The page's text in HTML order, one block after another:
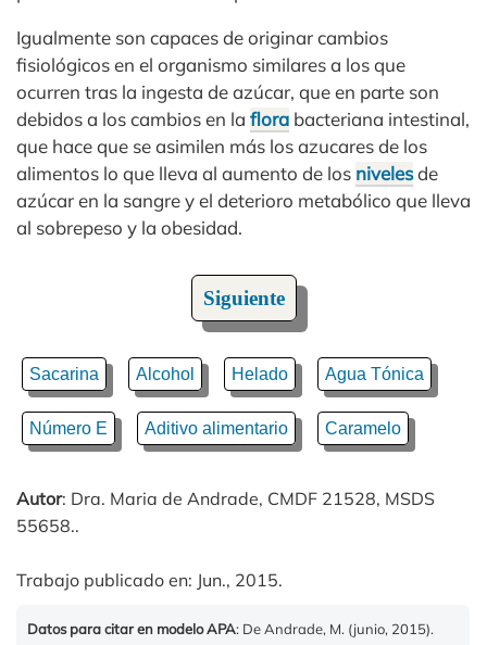
Igualmente son capaces de originar cambios
fisiológicos en el organismo similares a los que
ocurren tras la ingesta de azúcar, que en parte son
debidos a los cambios en la flora bacteriana intestinal,
que hace que se asimilen más los azucares de los
alimentos lo que lleva al aumento de los nivelesde
azúcar en la sangre y el deterioro metabólico que lleva
al sobrepeso y la obesidad.
Siguiente
Sacarina Alcohol Helado Agua Tónica
Número E Aditivo alimentario Caramelo
Autor: Dra. Maria de Andrade, CMDF 21528, MSDS
55658..
Trabajo publicado en: Jun., 2015.
Datos para citar en modelo APA: De Andrade, M. (junio, 2015).